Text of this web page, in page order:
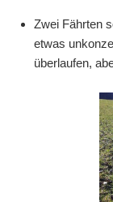
Zwei Fährten
etwas
überlaufen,